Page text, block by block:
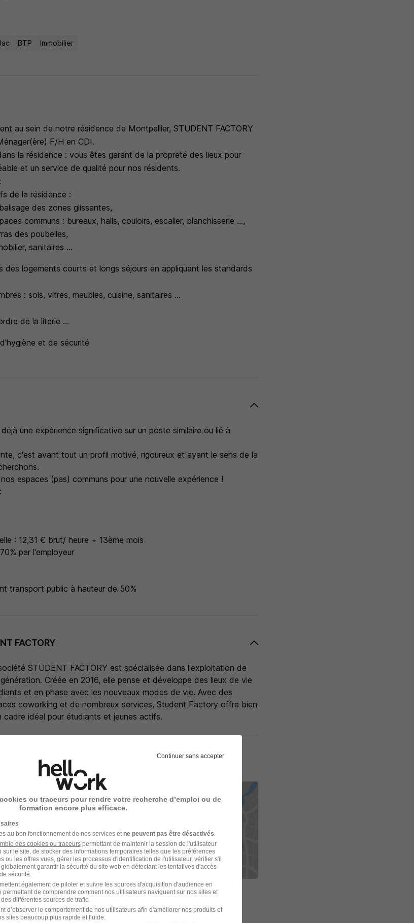
BTP Immobilier
au sein de notre résidence de Montpellier, STUDENT FACTORY
F/H en CDI.
la résidence : vous êtes garant de la propreté des lieux pour
et un service de qualité pour nos résidents.
de la résidence :
des zones glissantes,
communs : bureaux, halls, couloirs, escalier, blanchisserie ...,
des poubelles,
sanitaires ...
des logements courts et longs séjours en appliquant les standards
: sols, vitres, meubles, cuisine, sanitaires ...
de la literie ...
et de sécurité
une expérience significative sur un poste similaire ou lié à
c'est avant tout un profil motivé, rigoureux et ayant le sens de la
espaces (pas) communs pour une nouvelle expérience !
: 12,31 € brut/ heure + 13ème mois
par l'employeur
transport public à hauteur de 50%
FACTORY
STUDENT FACTORY est spécialisée dans l'exploitation de
Créée en 2016, elle pense et développe des lieux de vie
et en phase avec les nouveaux modes de vie. Avec des
coworking et de nombreux services, Student Factory offre bien
cadre idéal pour étudiants et jeunes actifs.
Localiser le poste
2026-128504
Continuer sans accepter
ou traceurs pour rendre votre recherche d’emploi ou de
formation encore plus efficace.
au bon fonctionnement de nos services et ne peuvent pas être désactivés
des cookies ou traceurspermettant de maintenir la session de l'utilisateur
le site, de stocker des informations temporaires telles que les préférences
ou les offres vues, gérer les processus d'identification de l'utilisateur, vérifier s'il
garantir la sécurité du site web en détectant les tentatives d'accès
sécurité.
également de piloter et suivre les sources d'acquisition d'audience en
de comprendre comment nos utilisateurs naviguent sur nos sites et
différentes sources de trafic.
d’observer le comportement de nos utilisateurs afin d'améliorer nos produits et
sites beaucoup plus rapide et fluide.